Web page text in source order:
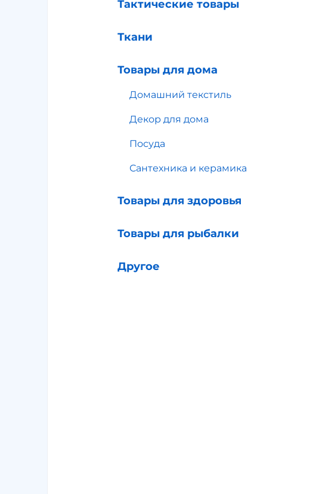
Тактические товары
Ткани
Товары для дома
Домашний текстиль
Декор для дома
Посуда
Сантехника и керамика
Товары для здоровья
Товары для рыбалки
Другое